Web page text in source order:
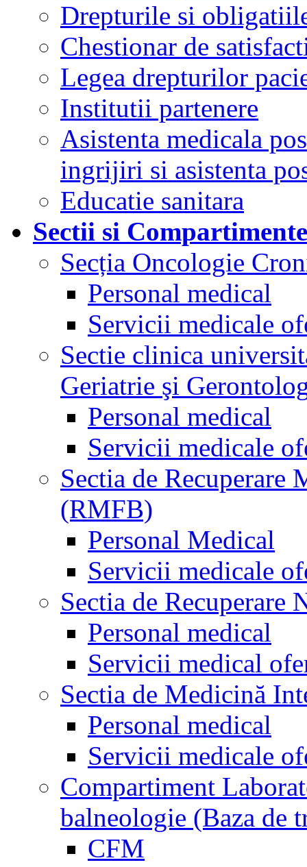
Drepturile si
Chestionar de
Legea drepturilor
Institutii partenere
Asistenta medicala
ingrijiri si asistenta
Educatie sanitara
Sectii si
Secția Oncologie
Personal medical
Servicii medicale
Sectie clinica
Geriatrie şi
Personal medical
Servicii medicale
Sectia de
(RMFB)
Personal Medical
Servicii medicale
Sectia de Recuperare
Personal medical
Servicii medical
Sectia de Medicină
Personal medical
Servicii medicale
Compartiment
balneologie (Baza de
CFM